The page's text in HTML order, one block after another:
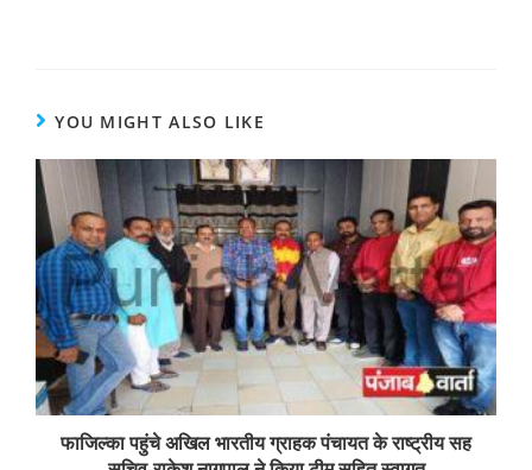
YOU MIGHT ALSO LIKE
फाजिल्का पहुंचे अखिल भारतीय ग्राहक पंचायत के राष्ट्रीय सह